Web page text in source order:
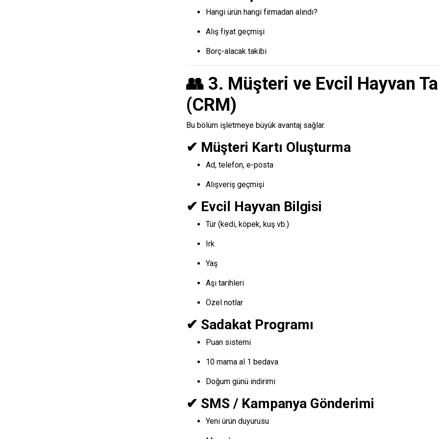
Hangi ürün hangi firmadan alındı?
Alış fiyat geçmişi
Borç-alacak takibi
👥 3. Müşteri ve Evcil Hayvan
(CRM)
Bu bölüm işletmeye büyük avantaj sağlar.
✔ Müşteri Kartı Oluşturma
Ad, telefon, e-posta
Alışveriş geçmişi
✔ Evcil Hayvan Bilgisi
Tür (kedi, köpek, kuş vb.)
Irk
Yaş
Aşı tarihleri
Özel notlar
✔ Sadakat Programı
Puan sistemi
10 mama al 1 bedava
Doğum günü indirimi
✔ SMS / Kampanya Gönderimi
Yeni ürün duyurusu